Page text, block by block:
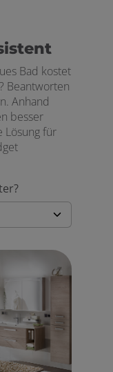
Bad kostet
Beantworten
Anhand
besser
Lösung für